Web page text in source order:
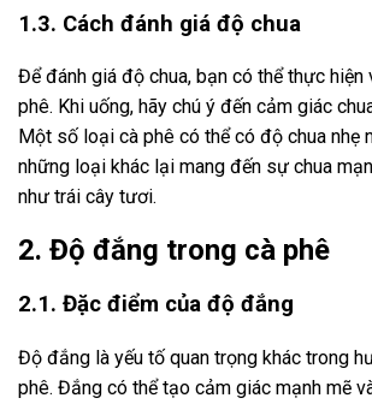
1.3. Cách đánh giá độ chua
Để đánh giá độ chua, bạn có thể thực hiện
phê. Khi uống, hãy chú ý đến cảm giác
Một số loại cà phê có thể có độ chua nhẹ
những loại khác lại mang đến sự chua
như trái cây tươi.
2. Độ đắng trong cà phê
2.1. Đặc điểm của độ đắng
Độ đắng là yếu tố quan trọng khác trong
phê. Đắng có thể tạo cảm giác mạnh mẽ